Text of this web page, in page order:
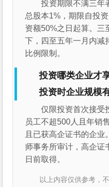
投资期限不满三年
总股本1%，期限自投
资额50%之日起算。三
下，四至五年一月内减
比例限制。
投资哪类企业才
投资时企业规模
仅限投资首次接受
员工不超500人且年销
且已获高企证书的企
师事务所审计，高企证
日前取得。
以上内容仅供参考，